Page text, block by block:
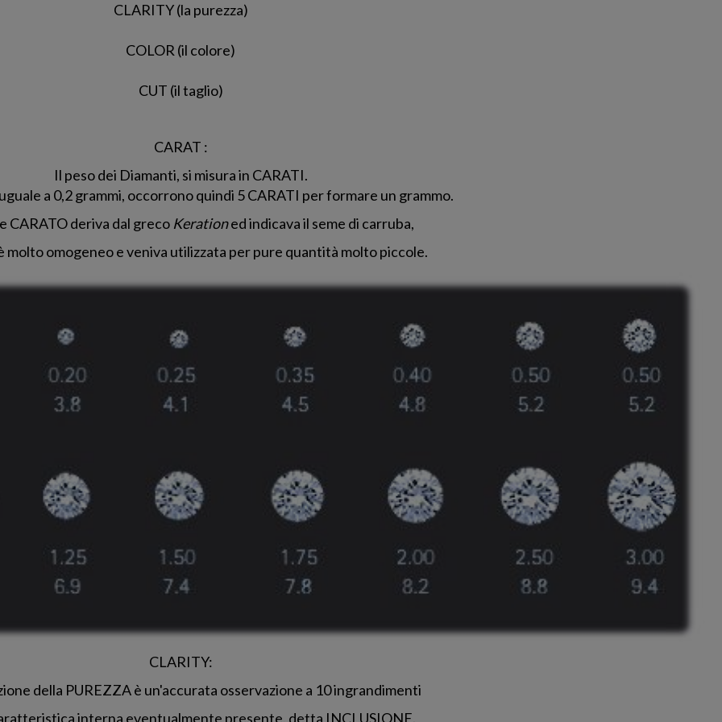
CLARITY (la purezza)
COLOR (il colore)
CUT (il taglio)
CARAT :
Il peso dei Diamanti, si misura in CARATI.
a 0,2 grammi, occorrono quindi 5 CARATI per formare un grammo.
CARATO deriva dal greco Kerationed indicava il seme di carruba,
molto omogeneo e veniva utilizzata per pure quantità molto piccole.
CLARITY:
della PUREZZA è un'accurata osservazione a 10 ingrandimenti
interna eventualmente presente, detta INCLUSIONE.